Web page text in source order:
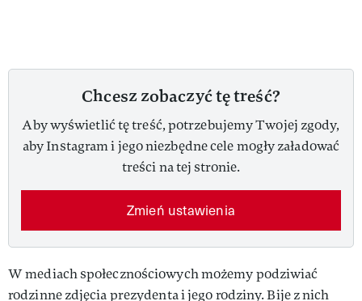
Chcesz zobaczyć tę treść?
Aby wyświetlić tę treść, potrzebujemy Twojej zgody,
aby Instagram i jego niezbędne cele mogły załadować
treści na tej stronie.
Zmień ustawienia
W mediach społecznościowych możemy podziwiać
rodzinne zdjęcia prezydenta i jego rodziny. Bije z nich